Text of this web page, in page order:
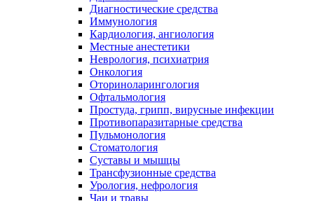
Диагностические средства
Иммунология
Кардиология, ангиология
Местные анестетики
Неврология, психиатрия
Онкология
Оториноларингология
Офтальмология
Простуда, грипп, вирусные инфекции
Противопаразитарные средства
Пульмонология
Стоматология
Суставы и мышцы
Трансфузионные средства
Урология, нефрология
Чаи и травы